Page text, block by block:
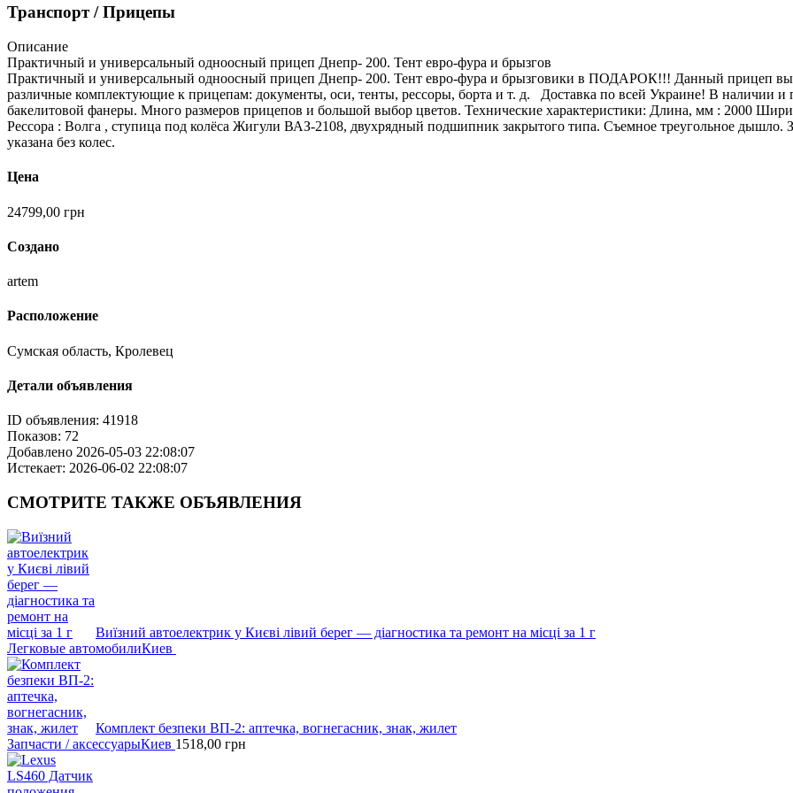
Транспорт / Прицепы
Описание
Практичный и универсальный одноосный прицеп Днепр- 200. Тент евро-фура и брызгов
Практичный и универсальный одноосный прицеп Днепр- 200. Тент евро-фура и брызговики в ПОДАРОК!!! Данный прицеп
различные комплектующие к прицепам: документы, оси, тенты, рессоры, борта и т. д. Доставка по всей Украине! В наличии
бакелитовой фанеры. Много размеров прицепов и большой выбор цветов. Технические характеристики: Длина, мм : 2000
Рессора : Волга , ступица под колёса Жигули ВАЗ-2108, двухрядный подшипник закрытого типа. Съемное треугольное дышло.
указана без колес.
Цена
24799,00 грн
Создано
artem
Расположение
Сумская область, Кролевец
Детали объявления
ID объявления: 41918
Показов: 72
Добавлено 2026-05-03 22:08:07
Истекает: 2026-06-02 22:08:07
СМОТРИТЕ ТАКЖЕ ОБЪЯВЛЕНИЯ
Виїзний автоелектрик у Києві лівий берег — діагностика та ремонт на місці за 1 г
Легковые автомобилиКиев
Комплект безпеки ВП-2: аптечка, вогнегасник, знaк, жилет
Запчасти / аксессуарыКиев 1518,00 грн